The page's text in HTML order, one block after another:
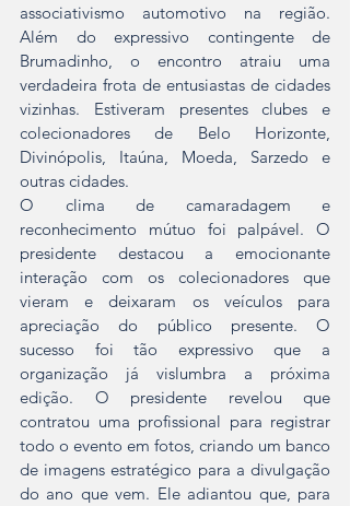
associativismo automotivo na região.
Além do expressivo contingente de
Brumadinho, o encontro atraiu uma
verdadeira frota de entusiastas de cidades
vizinhas. Estiveram presentes clubes e
colecionadores de Belo Horizonte,
Divinópolis, Itaúna, Moeda, Sarzedo e
outras cidades.
O clima de camaradagem e
reconhecimento mútuo foi palpável. O
presidente destacou a emocionante
interação com os colecionadores que
vieram e deixaram os veículos para
apreciação do público presente. O
sucesso foi tão expressivo que a
organização já vislumbra a próxima
edição. O presidente revelou que
contratou uma profissional para registrar
todo o evento em fotos, criando um banco
de imagens estratégico para a divulgação
do ano que vem. Ele adiantou que, para